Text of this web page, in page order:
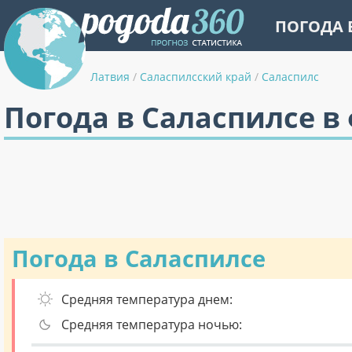
ПОГОДА
Латвия / Саласпилсский край / Саласпилс
Погода в Саласпилсе
Погода в Саласпилсе
Средняя температура днем:
Средняя температура ночью: